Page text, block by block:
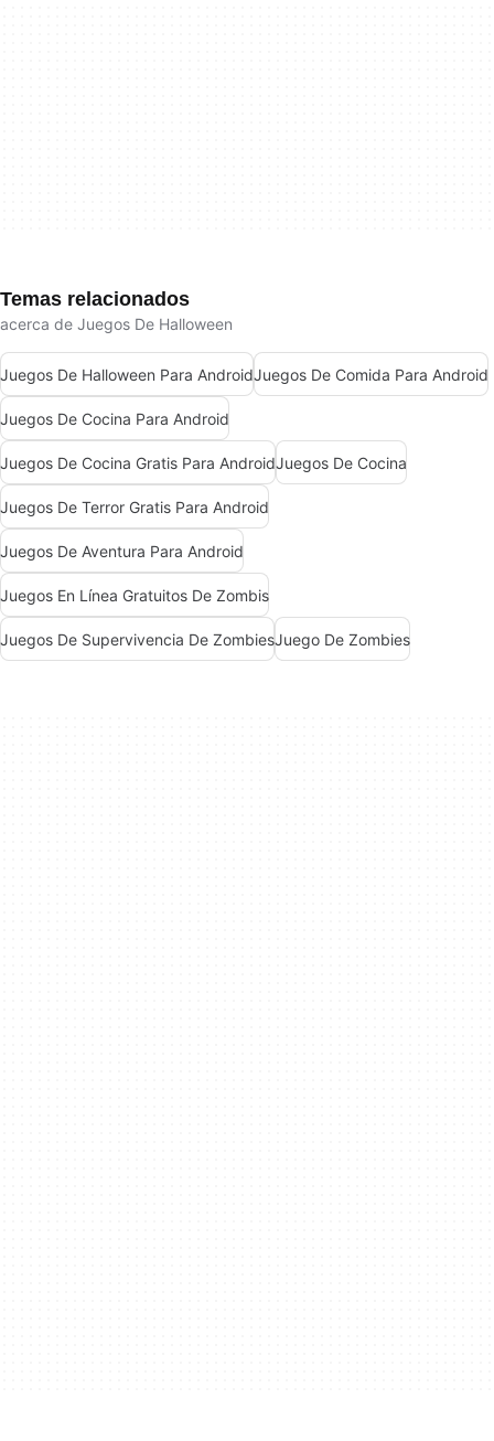
Temas relacionados
acerca de Juegos De Halloween
Juegos De Halloween Para AndroidJuegos De Comida Para Android
Juegos De Cocina Para Android
Juegos De Cocina Gratis Para AndroidJuegos De Cocina
Juegos De Terror Gratis Para Android
Juegos De Aventura Para Android
Juegos En Línea Gratuitos De Zombis
Juegos De Supervivencia De ZombiesJuego De Zombies